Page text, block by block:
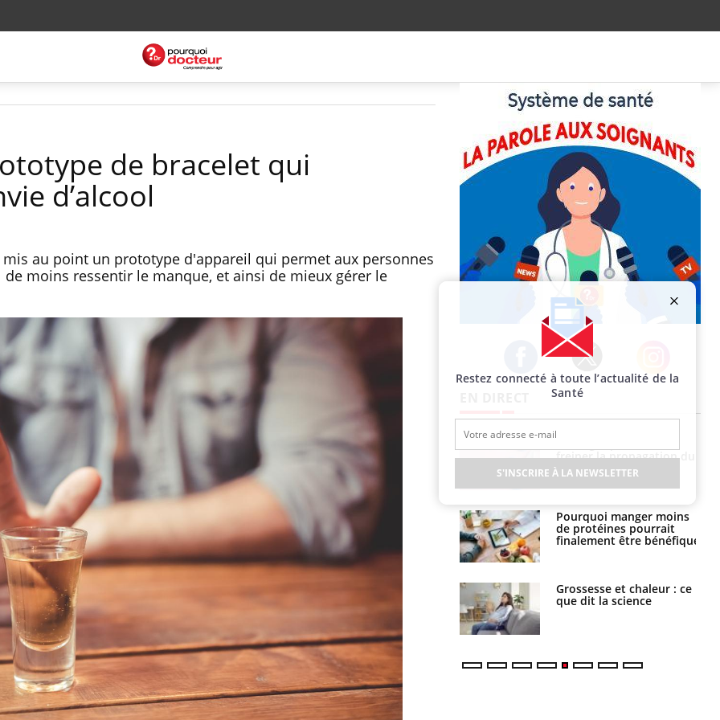
de bracelet qui
d’alcool
au point un prototype d'appareil qui permet aux personnes
moins ressentir le manque, et ainsi de mieux gérer le
Facebook Twitter Instagram
VIH : la fin du comprimé
tous les jours se profile-t-
elle enfin ?
Pourquoi votre ventre
gâche-t-il les premiers
jours de vos vacances ?
Fortes chaleurs :
pourquoi le risque de
noyade grimpe-t-il ?
freiner la propagation du
cancer ?
Pourquoi manger moins
de protéines pourrait
finalement être bénéfique
Grossesse et chaleur : ce
que dit la science
l'apprentissage de la
lecture ?
Mordue par une tique en
vacances, elle reste dans
le coma pendant 42 jours
Mordue par un
barracuda, une petite fille
secourue grâce à un
Restez connecté à toute l’actualité de la
Santé
S'INSCRIRE À LA NEWSLETTER